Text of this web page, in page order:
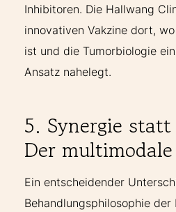
Inhibitoren. Die Hallwang
innovativen Vakzine dort,
ist und die Tumorbiologie
Ansatz nahelegt.
5. Synergie statt
Der
Ein entscheidender
Behandlungsphilosophie